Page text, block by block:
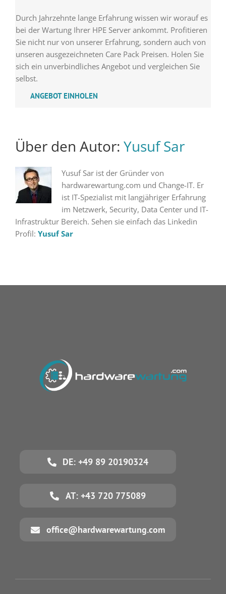
Durch Jahrzehnte lange Erfahrung wissen wir worauf es
bei der Wartung Ihrer HPE Server ankommt. Profitieren
Sie nicht nur von unserer Erfahrung, sondern auch von
unseren ausgezeichneten Care Pack Preisen. Holen Sie
sich ein unverbindliches Angebot und vergleichen Sie
selbst.
ANGEBOT EINHOLEN
Über den Autor: Yusuf Sar
Yusuf Sar ist der Gründer von
hardwarewartung.com und Change-IT. Er
ist IT-Spezialist mit langjähriger Erfahrung
im Netzwerk, Security, Data Center und IT-
Infrastruktur Bereich. Sehen sie einfach das Linkedin
Profil: Yusuf Sar
DE: +49 89 20190324
AT: +43 720 775089
office@hardwarewartung.com